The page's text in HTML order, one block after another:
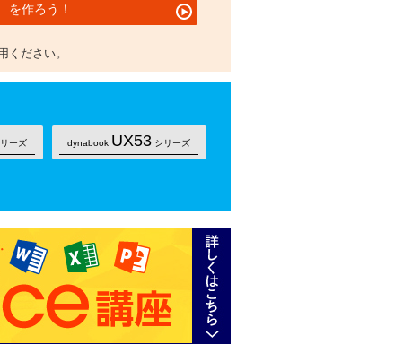
を作ろう！
ださい。
ーズ dynabook UX53 シリーズ